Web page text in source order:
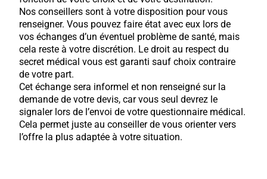
Nos conseillers sont à votre disposition pour vous
renseigner. Vous pouvez faire état avec eux lors de
vos échanges d’un éventuel problème de santé, mais
cela reste à votre discrétion. Le droit au respect du
secret médical vous est garanti sauf choix contraire
de votre part.
Cet échange sera informel et non renseigné sur la
demande de votre devis, car vous seul devrez le
signaler lors de l’envoi de votre questionnaire médical.
Cela permet juste au conseiller de vous orienter vers
l’offre la plus adaptée à votre situation.